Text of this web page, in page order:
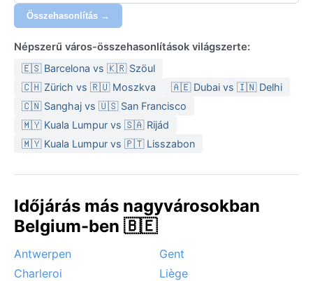
cipő, mert az időjárás gyorsan változik, a napsütéstől
a szitálásig.
A legkellemesebb időszak májustól szeptemberig tart,
amikor a nappalok hosszúak és a hőmérséklet
kellemes. Ilyenkor érdemes felfedezni a város parkjait
és teraszait. Jellegzetes időjárási jelenség a gyakori,
hirtelen jövő eső, valamint az őszi és téli hónapokban
sűrű köd, amely a tengeri hatás miatt alakul ki. Bár a
belga éghajlat nem produkál szélsőségeket, a szél
Összehasonlítás →
Népszerű város-összehasonlítások világszerte:
🇪🇸 Barcelona vs 🇰🇷 Szöul
🇨🇭 Zürich vs 🇷🇺 Moszkva
🇦🇪 Dubai vs 🇮🇳 Delhi
🇨🇳 Sanghaj vs 🇺🇸 San Francisco
🇲🇾 Kuala Lumpur vs 🇸🇦 Rijád
🇲🇾 Kuala Lumpur vs 🇵🇹 Lisszabon
Időjárás más nagyvárosokban
Belgium-ben 🇧🇪
Antwerpen
Gent
Charleroi
Liège